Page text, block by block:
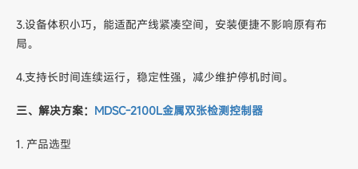
3.设备体积小巧，能适配产线紧凑空间，安装便捷不影响原有布
局。
4.支持长时间连续运行，稳定性强，减少维护停机时间。
三、解决方案： MDSC-2100L金属双张检测控制器
1. 产品选型